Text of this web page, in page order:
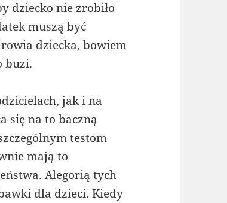
dziecko nie zrobiło
muszą być
dziecka, bowiem
buzi.
jak i na
się na to baczną
testom
mają to
Alegorią tych
dla dzieci. Kiedy